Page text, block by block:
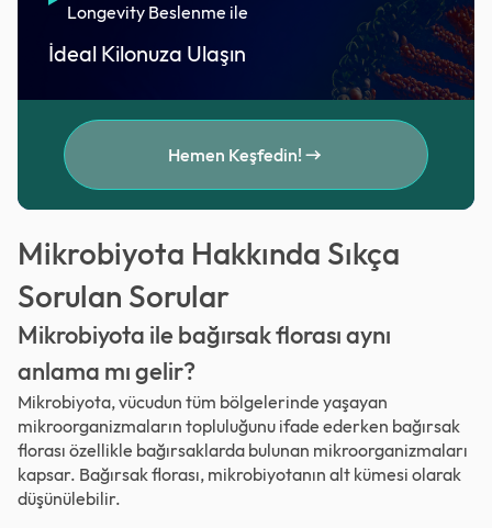
Longevity Beslenme ile
İdeal Kilonuza Ulaşın
Hemen Keşfedin!
Mikrobiyota Hakkında Sıkça
Sorulan Sorular
Mikrobiyota ile bağırsak florası aynı
anlama mı gelir?
Mikrobiyota, vücudun tüm bölgelerinde yaşayan
mikroorganizmaların topluluğunu ifade ederken bağırsak
florası özellikle bağırsaklarda bulunan mikroorganizmaları
kapsar. Bağırsak florası, mikrobiyotanın alt kümesi olarak
düşünülebilir.